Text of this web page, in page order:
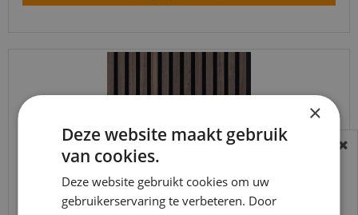
BEREIKBAARHEID
In verband met de vakantie periode zijn wij
t/m 14 augustus telefonisch helaas niet
×
Deze website maakt gebruik
van cookies.
Deze website gebruikt cookies om uw
gebruikerservaring te verbeteren. Door